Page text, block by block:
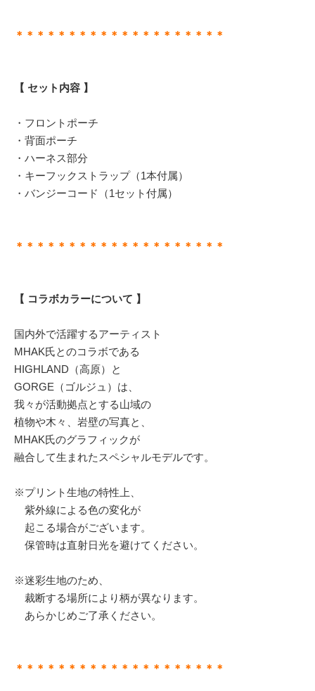
＊＊＊＊＊＊＊＊＊＊＊＊＊＊＊＊＊＊＊＊
【 セット内容 】
・フロントポーチ
・背面ポーチ
・ハーネス部分
・キーフックストラップ（1本付属）
・バンジーコード（1セット付属）
＊＊＊＊＊＊＊＊＊＊＊＊＊＊＊＊＊＊＊＊
【 コラボカラーについて 】
国内外で活躍するアーティスト
MHAK氏とのコラボである
HIGHLAND（高原）と
GORGE（ゴルジュ）は、
我々が活動拠点とする山域の
植物や木々、岩壁の写真と、
MHAK氏のグラフィックが
融合して生まれたスペシャルモデルです。
※プリント生地の特性上、
紫外線による色の変化が
起こる場合がございます。
保管時は直射日光を避けてください。
※迷彩生地のため、
裁断する場所により柄が異なります。
あらかじめご了承ください。
＊＊＊＊＊＊＊＊＊＊＊＊＊＊＊＊＊＊＊＊